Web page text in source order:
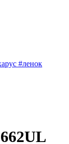
#ленок